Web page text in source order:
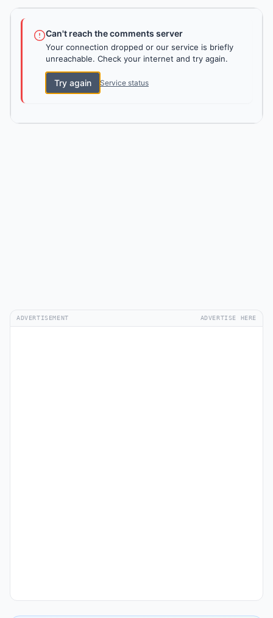
Can't reach the comments server
Your connection dropped or our service is briefly
unreachable. Check your internet and try again.
Try again Service status
ADVERTISEMENT ADVERTISE HERE